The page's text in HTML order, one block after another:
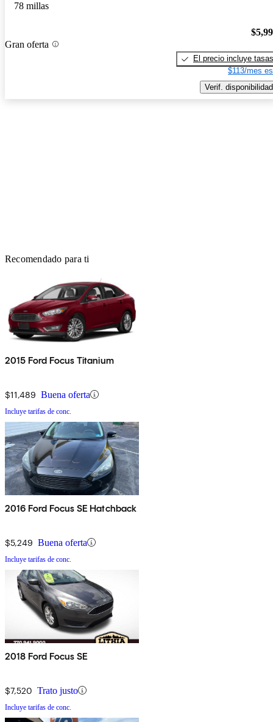
78 millas
Gran oferta
El precio incluye tasas
$113/mes
Verif. disponibilidad
Recomendado para ti
2015 Ford Focus Titanium
$11,489 Buena oferta
Incluye tarifas de conc.
2016 Ford Focus SE Hatchback
$5,249 Buena oferta
Incluye tarifas de conc.
2018 Ford Focus SE
$7,520 Trato justo
Incluye tarifas de conc.